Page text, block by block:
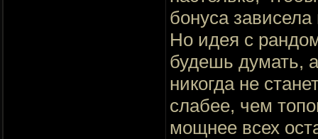
бонуса зависела
Но идея с
будешь думать,
никогда не
слабее, чем
мощнее всех